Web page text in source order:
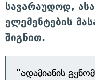
სავარაუდოდ,
ელემენტების
შიგნით.
"ადამიანის